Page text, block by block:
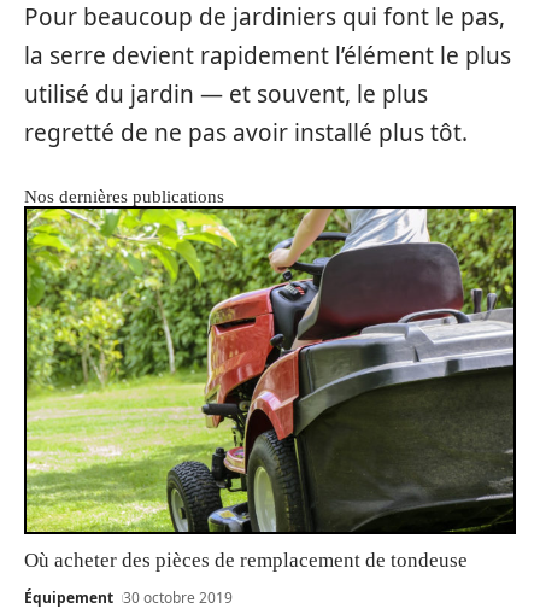
Pour beaucoup de jardiniers qui font le pas,
la serre devient rapidement l’élément le plus
utilisé du jardin — et souvent, le plus
regretté de ne pas avoir installé plus tôt.
Nos dernières publications
Où acheter des pièces de remplacement de tondeuse
Équipement 30 octobre 2019